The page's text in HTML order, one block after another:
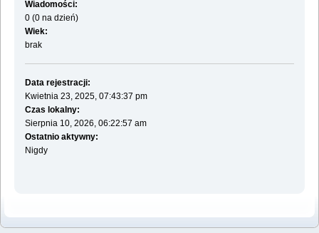
Wiadomości:
0 (0 na dzień)
Wiek:
brak
Data rejestracji:
Kwietnia 23, 2025, 07:43:37 pm
Czas lokalny:
Sierpnia 10, 2026, 06:22:57 am
Ostatnio aktywny:
Nigdy